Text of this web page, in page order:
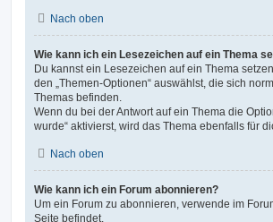
Nach oben
Wie kann ich ein Lesezeichen auf ein Thema
Du kannst ein Lesezeichen auf ein Thema
den „Themen-Optionen“ auswählst, die sich
Themas befinden.
Wenn du bei der Antwort auf ein Thema die
wurde“ aktivierst, wird das Thema ebenfalls für
Nach oben
Wie kann ich ein Forum abonnieren?
Um ein Forum zu abonnieren, verwende im
Seite befindet.